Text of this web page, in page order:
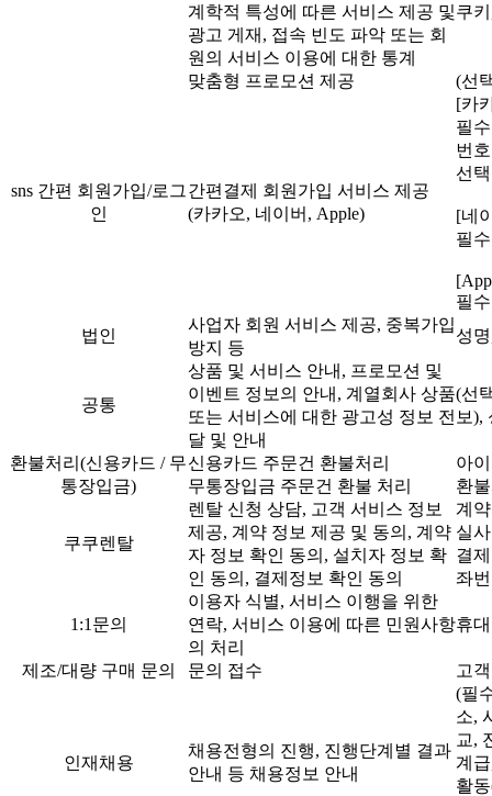
계학적 특성에 따른 서비스 제공 및
광고 게재, 접속 빈도 파악 또는 회
원의 서비스 이용에 대한 통계
쿠
맞춤형 프로모션 제공 (선
sns 간편 회원가입/로그
인
간편결제 회원가입 서비스 제공
(카카오, 네이버, Apple)
[카
필
번호
선
[네
필
필
법인
사업자 회원 서비스 제공, 중복가입
방지 등
성
공통
상품 및 서비스 안내, 프로모션 및
이벤트 정보의 안내, 계열회사 상품
또는 서비스에 대한 광고성 정보 전
달 및 안내
(선
보),
환불처리(신용카드 / 무
통장입금)
신용카드 주문건 환불처리
아
무통장입금 주문건 환불 처리
환
쿠쿠렌탈
렌탈 신청 상담, 고객 서비스 정보
제공, 계약 정보 제공 및 동의, 계약
자 정보 확인 동의, 설치자 정보 확
인 동의, 결제정보 확인 동의
계
실
결
좌
1:1문의
이용자 식별, 서비스 이행을 위한
연락, 서비스 이용에 따른 민원사항
의 처리
휴
제조/대량 구매 문의 문의 접수 고
인재채용
채용전형의 진행, 진행단계별 결과
안내 등 채용정보 안내
(필
소,
교,
계
활